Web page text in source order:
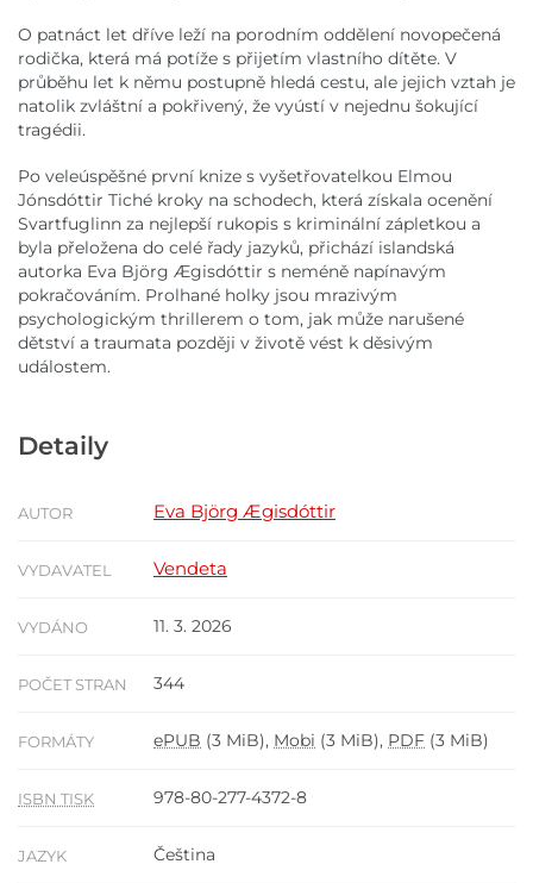
O patnáct let dříve leží na porodním oddělení novopečená
rodička, která má potíže s přijetím vlastního dítěte. V
průběhu let k němu postupně hledá cestu, ale jejich vztah je
natolik zvláštní a pokřivený, že vyústí v nejednu šokující
tragédii.
Po veleúspěšné první knize s vyšetřovatelkou Elmou
Jónsdóttir Tiché kroky na schodech, která získala ocenění
Svartfuglinn za nejlepší rukopis s kriminální zápletkou a
byla přeložena do celé řady jazyků, přichází islandská
autorka Eva Björg Ægisdóttir s neméně napínavým
pokračováním. Prolhané holky jsou mrazivým
psychologickým thrillerem o tom, jak může narušené
dětství a traumata později v životě vést k děsivým
událostem.
Detaily
AUTOR Eva Björg Ægisdóttir
VYDAVATEL Vendeta
VYDÁNO 11. 3. 2026
POČET STRAN 344
FORMÁTY ePUB (3 MiB), Mobi (3 MiB), PDF (3 MiB)
ISBN TISK 978-80-277-4372-8
JAZYK Čeština